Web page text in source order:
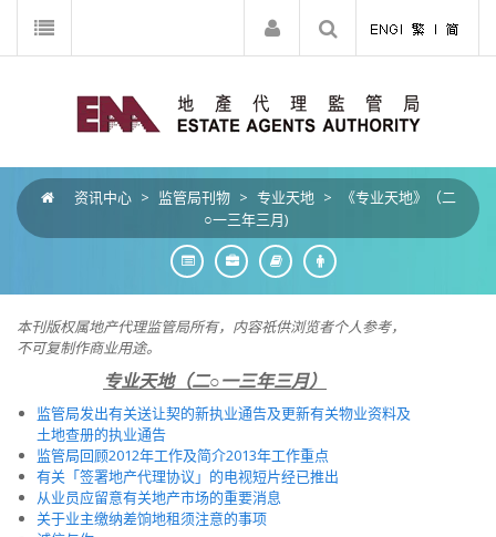
资讯中心 > 监管局刊物 > 专业天地 >
《专业天地》（二
○一三年三月)
本刊版权属地产代理监管局所有，内容祇供浏览者个人参考，
不可复制作商业用途。
专业天地（二○一三年三月）
监管局发出有关送让契的新执业通告及更新有关物业资料及
土地查册的执业通告
监管局回顾2012年工作及简介2013年工作重点
有关「签署地产代理协议」的电视短片经已推出
从业员应留意有关地产市场的重要消息
关于业主缴纳差饷地租须注意的事项